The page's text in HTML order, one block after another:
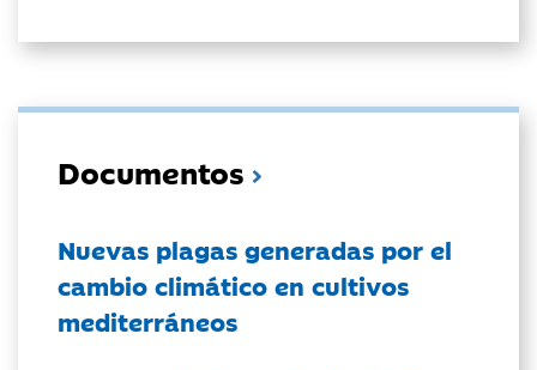
Documentos
Nuevas plagas generadas por el
cambio climático en cultivos
mediterráneos